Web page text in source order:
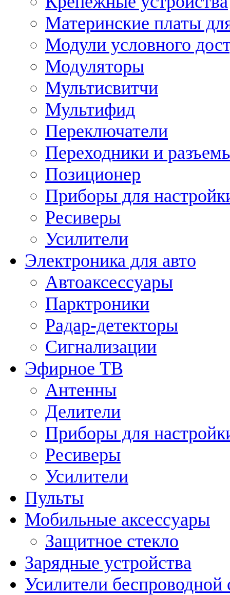
Материнские платы
Модули условного
Модуляторы
Мультисвитчи
Мультифид
Переключатели
Переходники и
Позиционер
Приборы для
Ресиверы
Усилители
Электроника для авто
Автоаксессуары
Парктроники
Радар-детекторы
Сигнализации
Эфирное ТВ
Антенны
Делители
Приборы для
Ресиверы
Усилители
Пульты
Мобильные аксессуары
Защитное стекло
Зарядные устройства
Усилители беспроводной